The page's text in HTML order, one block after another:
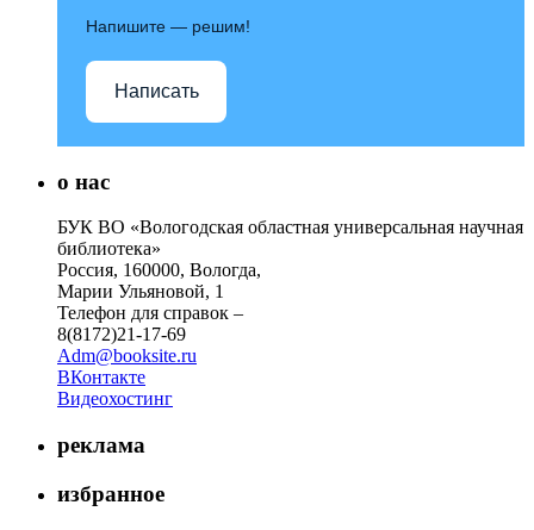
Напишите — решим!
Написать
о нас
БУК ВО «Вологодская областная универсальная научная
библиотека»
Россия, 160000, Вологда,
Марии Ульяновой, 1
Телефон для справок –
8(8172)21-17-69
Adm@booksite.ru
ВКонтакте
Видеохостинг
реклама
избранное